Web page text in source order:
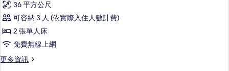
相
片
人
床,
泳
池
景
特
大
人
床,
池
豪
華
雙
床
房,
36 平方公尺
可容納 3 人 (依實際入住人數計費)
2 張單人床
免費無線上網
更多資訊
更